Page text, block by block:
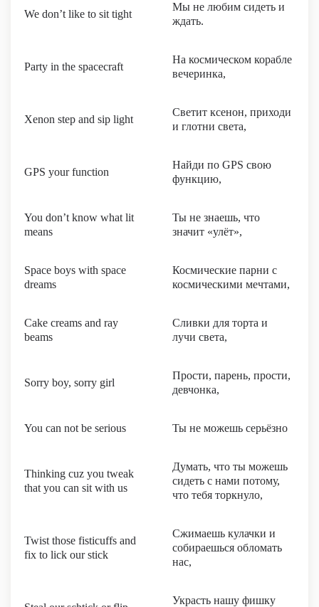
We don’t like to sit tight
Мы не любим сидеть и
ждать.
Party in the spacecraft
На космическом корабле
вечеринка,
Xenon step and sip light
Светит ксенон, приходи
и глотни света,
GPS your function
Найди по GPS свою
функцию,
You don’t know what lit
means
Ты не знаешь, что
значит «улёт»,
Space boys with space
dreams
Космические парни с
космическими мечтами,
Cake creams and ray
beams
Сливки для торта и
лучи света,
Sorry boy, sorry girl
Прости, парень, прости,
девчонка,
You can not be serious Ты не можешь серьёзно
Thinking cuz you tweak
that you can sit with us
Думать, что ты можешь
сидеть с нами потому,
что тебя торкнуло,
Twist those fisticuffs and
fix to lick our stick
Сжимаешь кулачки и
собираешься обломать
нас,
Украсть нашу фишку